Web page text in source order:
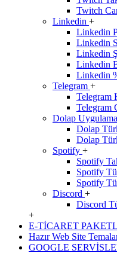
Twitch
Linkedin +
Linkedin
Linkedin
Linkedin
Linkedin
Linkedin
Telegram +
Telegram
Telegram
Dolap
Dolap
Dolap
Spotify +
Spotify
Spotify
Spotify
Discord +
Discord
+
E-TİCARET
Hazır Web Site
GOOGLE